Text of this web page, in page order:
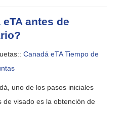
antes de
Canadá eTA Tiempo de
uno de los pasos iniciales
de visado es la obtención de